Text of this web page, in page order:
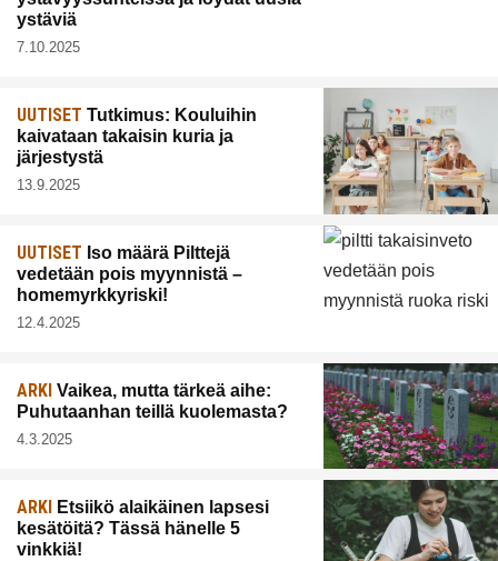
ystäviä
7.10.2025
UUTISET Tutkimus: Kouluihin
kaivataan takaisin kuria ja
järjestystä
13.9.2025
UUTISET Iso määrä Pilttejä
vedetään pois myynnistä –
homemyrkkyriski!
12.4.2025
ARKI Vaikea, mutta tärkeä aihe:
Puhutaanhan teillä kuolemasta?
4.3.2025
ARKI Etsiikö alaikäinen lapsesi
kesätöitä? Tässä hänelle 5
vinkkiä!